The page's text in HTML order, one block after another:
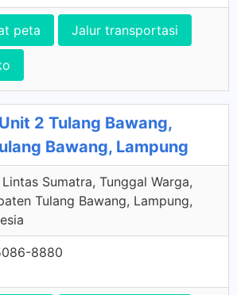
peta Jalur transportasi
2 Tulang Bawang,
Bawang, Lampung
Sumatra, Tunggal Warga,
Tulang Bawang, Lampung,
8880